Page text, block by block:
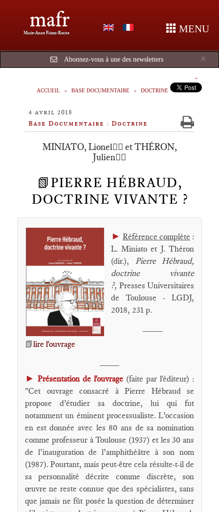
mafr
Marie-Anne Frison-Roche MENU
×
Abonnez-vous à une des newsletters
ACCUEIL BASE DOCUMENTAIRE DOCTRINE
4 avril 2018
Base Documentaire : Doctrine
MINIATO, Lionel🕴🏻 et THÉRON,
Julien🕴🏻
📗PIERRE HÉBRAUD,
DOCTRINE VIVANTE ?
► Référence complète :
L. Miniato et J. Théron
(dir.), Pierre Hébraud,
doctrine vivante
?, Presses Universitaires
de Toulouse - LGDJ,
2018, 231 p.
📗lire l'ouvrage
► Présentation de l'ouvrage (faite par l'éditeur) :
"Cet ouvrage consacré à Pierre Hébraud se
propose d’étudier sa doctrine, lui qui fut
notamment un éminent processualiste. L’occasion
en est donnée avec les 80 ans de sa nomination
comme professeur à Toulouse (1937) et les 30 ans
de l’inauguration de l’amphithéâtre à son nom
(1987). Pourtant, mais peut-être cela résulte-t-il de
sa personnalité décrite comme discrète, son
œuvre ne reste connue que des spécialistes, sans
que jamais ne fût posée la question de déterminer